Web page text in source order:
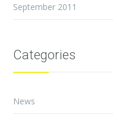
September 2011
Categories
News